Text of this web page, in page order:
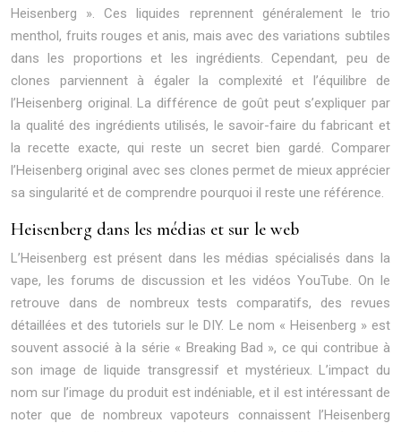
Heisenberg ». Ces liquides reprennent généralement le trio
menthol, fruits rouges et anis, mais avec des variations subtiles
dans les proportions et les ingrédients. Cependant, peu de
clones parviennent à égaler la complexité et l’équilibre de
l’Heisenberg original. La différence de goût peut s’expliquer par
la qualité des ingrédients utilisés, le savoir-faire du fabricant et
la recette exacte, qui reste un secret bien gardé. Comparer
l’Heisenberg original avec ses clones permet de mieux apprécier
sa singularité et de comprendre pourquoi il reste une référence.
Heisenberg dans les médias et sur le web
L’Heisenberg est présent dans les médias spécialisés dans la
vape, les forums de discussion et les vidéos YouTube. On le
retrouve dans de nombreux tests comparatifs, des revues
détaillées et des tutoriels sur le DIY. Le nom « Heisenberg » est
souvent associé à la série « Breaking Bad », ce qui contribue à
son image de liquide transgressif et mystérieux. L’impact du
nom sur l’image du produit est indéniable, et il est intéressant de
noter que de nombreux vapoteurs connaissent l’Heisenberg